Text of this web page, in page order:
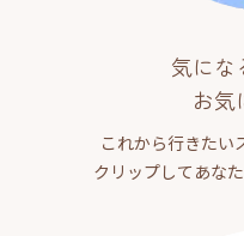
気にな
お気
これから行きたい
クリップしてあな